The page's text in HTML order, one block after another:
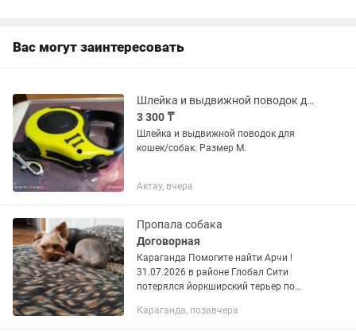
Вас могут заинтересовать
Шлейка и выдвижной поводок для кошек/собак.
3 300 ₸
Шлейка и выдвижной поводок для
кошек/собак. Размер М.
Актау, вчера
Пропала собака
Договорная
Караганда Помогите найти Арчи !
31.07.2026 в районе Глобал Сити
потерялся йоркширский терьер по
шлейке. Семья была проездом в
Караганда, позавчера